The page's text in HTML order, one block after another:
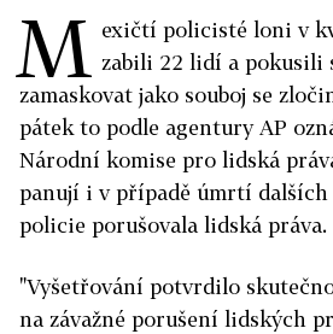
M exičtí policisté loni v
zabili 22 lidí a pokusili
zamaskovat jako souboj se
pátek to podle agentury AP
Národní komise pro lidská
panují i v případě úmrtí dalších
policie porušovala lidská práva.
"Vyšetřování potvrdilo
na závažné porušení lidských